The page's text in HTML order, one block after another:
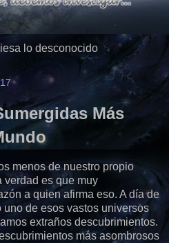
lo desconocido
Más
menos de nuestro propio
verdad es que muy
a quien afirma eso. A día de
de esos vastos universos
extraños descubrimientos.
más asombrosos